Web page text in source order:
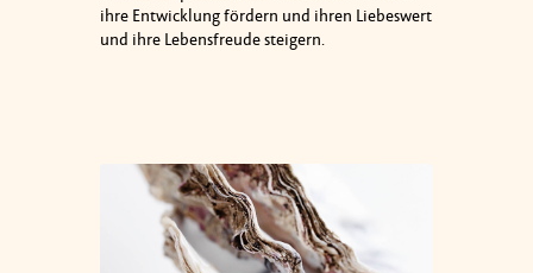
ihre Entwicklung fördern und ihren Liebeswert
und ihre Lebensfreude steigern.